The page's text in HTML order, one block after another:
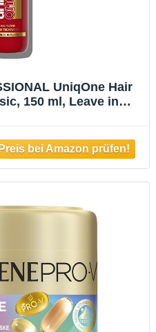
UniqOne Hair
150 ml, Leave in
vegan